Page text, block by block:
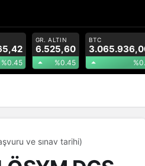
%0.45
GR. ALTIN
6.525,60
%0.45
BTC
ve sınav tarihi)